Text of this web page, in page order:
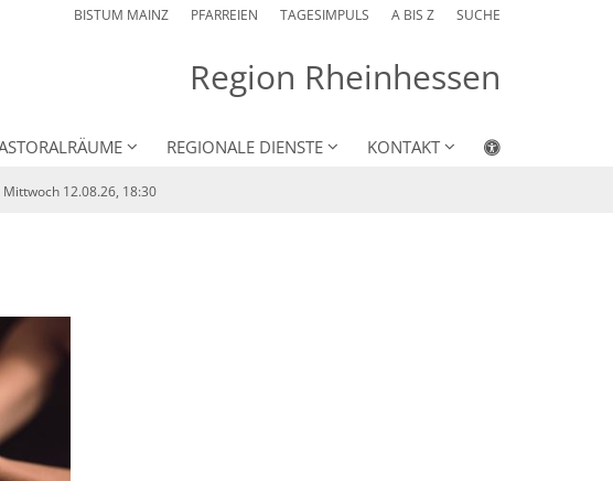
BISTUM MAINZ PFARREIEN TAGESIMPULS A BIS Z SUCHE
Region Rheinhessen
REGIONALE DIENSTE KONTAKT
12.08.26, 18:30